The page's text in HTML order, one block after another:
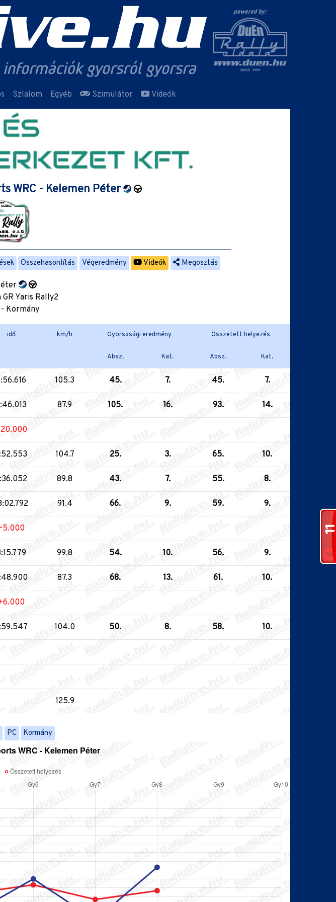
Szlalom Egyéb Szimulátor Videók
WRC - Kelemen Péter
Összehasonlítás Végeredmény Videók Megosztás
Yaris Rally2
Kormány
idő km/h Gyorsasági eredmény Összetett helyezés
Absz. Kat. Absz. Kat.
105.3 45. 7. 45. 7.
87.9 105. 16. 93. 14.
104.7 25. 3. 65. 10.
89.8 43. 7. 55. 8.
91.4 66. 9. 59. 9.
99.8 54. 10. 56. 9.
87.3 68. 13. 61. 10.
104.0 50. 8. 58. 10.
125.9
PC Kormány